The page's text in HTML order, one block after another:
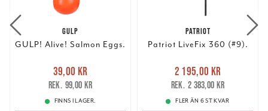
GULP
GULP! Alive! Salmon Eggs.
Nuvarande pris
39,00 krTidigare pris
99,00 kr
39,00 kr
99,00 kr
FINNS I LAGER.
PATRIOT
Patriot LiveFix 360 (#9).
Nuvarande pris
2 195,00 krTidigare pris
2 383,00 kr
2 195,00 kr
2 383,00 kr
FLER ÄN 6 ST KVAR